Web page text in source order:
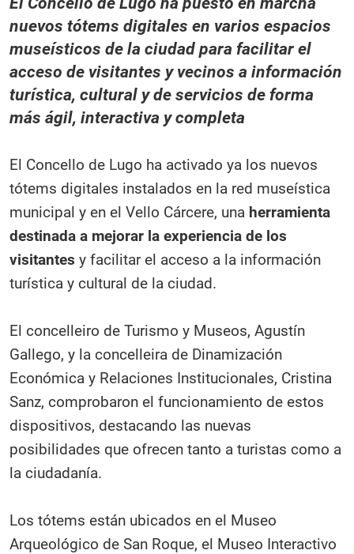
nuevos tótems digitales en varios espacios
museísticos de la ciudad para facilitar el
acceso de visitantes y vecinos a información
turística, cultural y de servicios de forma
más ágil, interactiva y completa
El Concello de Lugo ha activado ya los nuevos
tótems digitales instalados en la red museística
municipal y en el Vello Cárcere, una herramienta
destinada a mejorar la experiencia de los
visitantes y facilitar el acceso a la información
turística y cultural de la ciudad.
El concelleiro de Turismo y Museos, Agustín
Gallego, y la concelleira de Dinamización
Económica y Relaciones Institucionales, Cristina
Sanz, comprobaron el funcionamiento de estos
dispositivos, destacando las nuevas
posibilidades que ofrecen tanto a turistas como a
la ciudadanía.
Los tótems están ubicados en el Museo
Arqueológico de San Roque, el Museo Interactivo